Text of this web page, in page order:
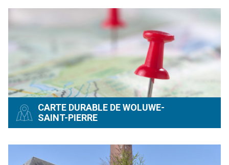
CARTE DURABLE DE WOLUWE-
SAINT-PIERRE